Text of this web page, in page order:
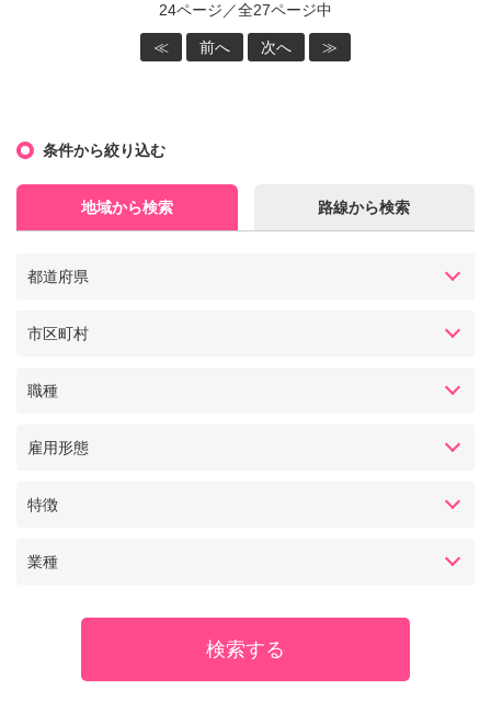
24ページ／全27ページ中
≪ 前へ 次へ ≫
条件から絞り込む
地域から検索 路線から検索
都道府県
市区町村
職種
雇用形態
特徴
業種